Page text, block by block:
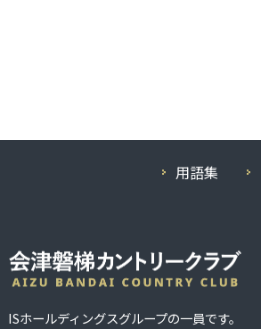
用語集
ISホールディングスグループの一員です。